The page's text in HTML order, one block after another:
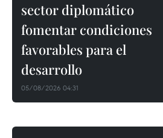
sector diplomático
fomentar condiciones
favorables para el
desarrollo
05/08/2026 04:31